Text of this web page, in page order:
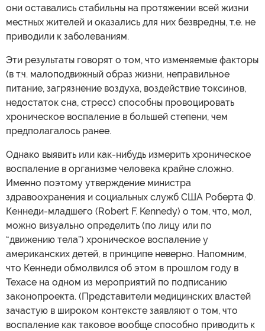
они оставались стабильны на протяжении всей жизни
местных жителей и оказались для них безвредны, т.е. не
приводили к заболеваниям.
Эти результаты говорят о том, что изменяемые факторы
(в т.ч. малоподвижный образ жизни, неправильное
питание, загрязнение воздуха, воздействие токсинов,
недостаток сна, стресс) способны провоцировать
хроническое воспаление в большей степени, чем
предполагалось ранее.
Однако выявить или как-нибудь измерить хроническое
воспаление в организме человека крайне сложно.
Именно поэтому утверждение министра
здравоохранения и социальных служб США Роберта Ф.
Кеннеди-младшего (Robert F. Kennedy) о том, что, мол,
можно визуально определить (по лицу или по
“движению тела”) хроническое воспаление у
американских детей, в принципе неверно. Напомним,
что Кеннеди обмолвился об этом в прошлом году в
Техасе на одном из мероприятий по подписанию
законопроекта. (Представители медицинских властей
зачастую в широком контексте заявляют о том, что
воспаление как таковое вообще способно приводить к